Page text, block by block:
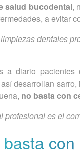
salud bucodental,
a evitar
dentales
a diario pacientes
desarrollan
no basta con
profesional es el